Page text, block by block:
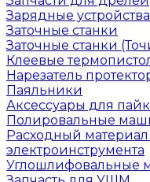
Зарядные
Заточные станки
Заточные станки
Клеевые
Нарезатель
Паяльники
Аксессуары для
Полировальные
Расходный
электроинструмента
Углошлифовальные